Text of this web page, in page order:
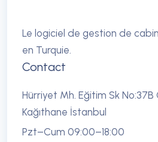
Le logiciel de gestion de
en Turquie.
Contact
Hürriyet Mh. Eğitim Sk No:37B
Kağıthane İstanbul
Pzt–Cum 09:00–18:00